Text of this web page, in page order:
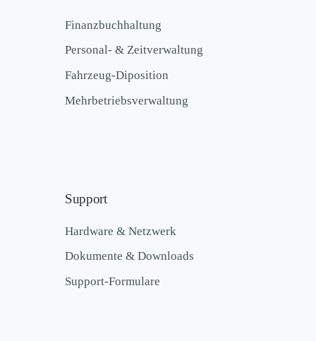
Finanzbuchhaltung
Personal- & Zeitverwaltung
Fahrzeug-Diposition
Mehrbetriebsverwaltung
Support
Hardware & Netzwerk
Dokumente & Downloads
Support-Formulare